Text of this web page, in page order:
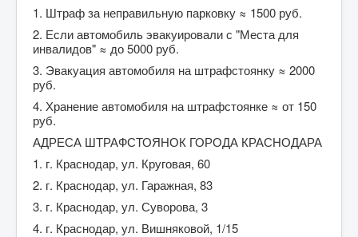
1. Штраф за неправильную парковку ≈ 1500 руб.
2. Если автомобиль эвакуировали с "Места для
инвалидов" ≈ до 5000 руб.
3. Эвакуация автомобиля на штрафстоянку ≈ 2000
руб.
4. Хранение автомобиля на штрафстоянке ≈ от 150
руб.
АДРЕСА ШТРАФСТОЯНОК ГОРОДА КРАСНОДАРА
1. г. Краснодар, ул. Круговая, 60
2. г. Краснодар, ул. Гаражная, 83
3. г. Краснодар, ул. Суворова, 3
4. г. Краснодар, ул. Вишняковой, 1/15